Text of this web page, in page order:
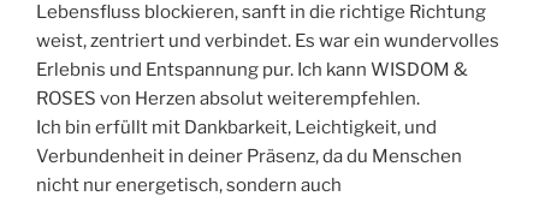
Lebensfluss blockieren, sanft in die richtige Richtung
weist, zentriert und verbindet. Es war ein wundervolles
Erlebnis und Entspannung pur. Ich kann WISDOM &
ROSES von Herzen absolut weiterempfehlen.
Ich bin erfüllt mit Dankbarkeit, Leichtigkeit, und
Verbundenheit in deiner Präsenz, da du Menschen
nicht nur energetisch, sondern auch